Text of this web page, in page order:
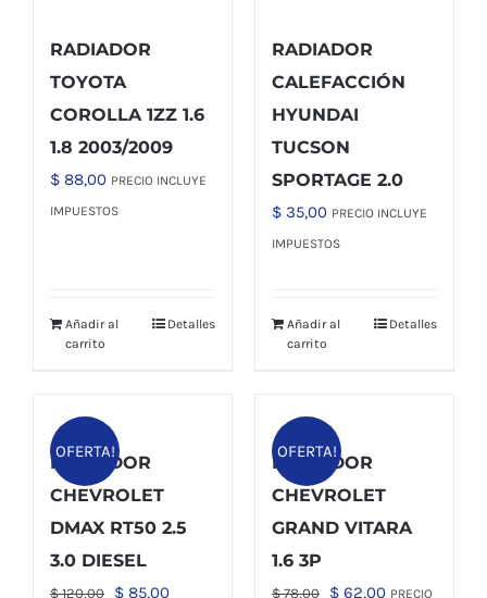
RADIADOR
TOYOTA
COROLLA 1ZZ 1.6
1.8 2003/2009
$ 88,00 PRECIO INCLUYE
IMPUESTOS
Añadir al
carrito
Detalles
RADIADOR
CALEFACCIÓN
HYUNDAI
TUCSON
SPORTAGE 2.0
$ 35,00 PRECIO INCLUYE
IMPUESTOS
Añadir al
carrito
Detalles
OFERTA!
RADIADOR
CHEVROLET
DMAX RT50 2.5
3.0 DIESEL
$120,00
El
$ 85,00El
OFERTA!
RADIADOR
CHEVROLET
GRAND VITARA
1.6 3P
$78,00
El
$ 62,00ElPRECIO